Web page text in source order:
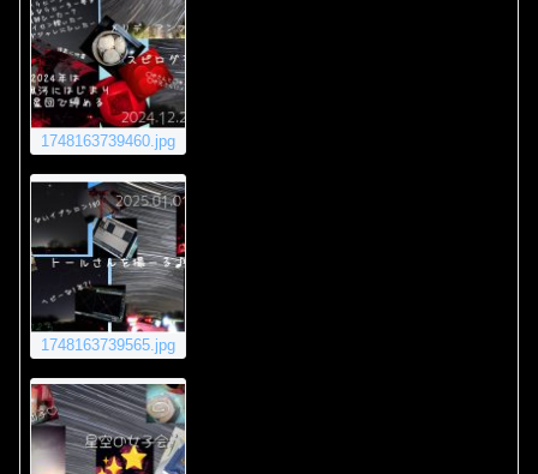
1748163739460.jpg
1748163739565.jpg